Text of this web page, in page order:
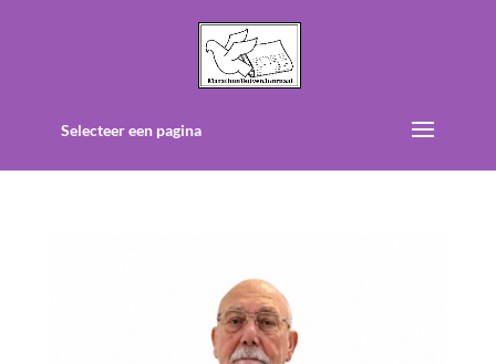
Selecteer een pagina